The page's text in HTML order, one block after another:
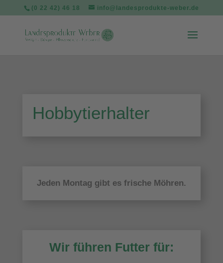
(0 22 42) 46 18 info@landesprodukte-weber.de
Hobbytierhalter
Jeden Montag gibt es frische Möhren.
Wir führen Futter für: